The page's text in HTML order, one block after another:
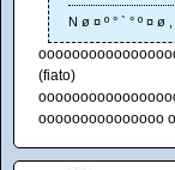
N ø ¤ º ° ` ° º ¤ ø ,
(fiato)
ooooooooooooooo